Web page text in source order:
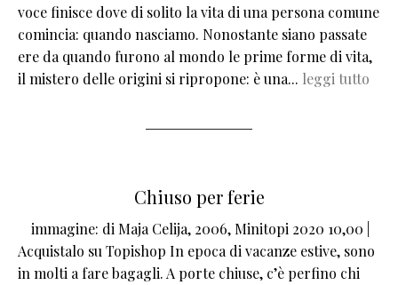
voce finisce dove di solito la vita di una persona comune
comincia: quando nasciamo. Nonostante siano passate
ere da quando furono al mondo le prime forme di vita,
il mistero delle origini si ripropone: è una... leggi tutto
Chiuso per ferie
immagine: di Maja Celija, 2006, Minitopi 2020 10,00 |
Acquistalo su Topishop In epoca di vacanze estive, sono
in molti a fare bagagli. A porte chiuse, c’è perfino chi